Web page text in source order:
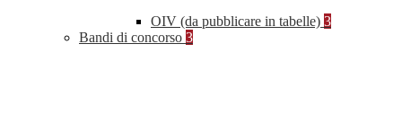
OIV (da pubblicare in tabelle) 3
Bandi di concorso 3